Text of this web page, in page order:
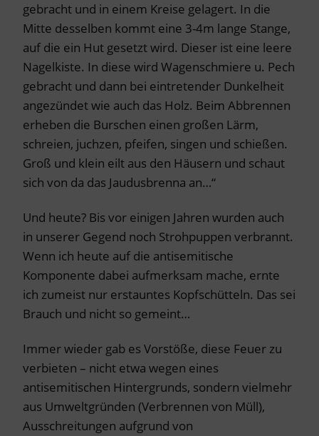
gebracht und in einem Kreise gelagert. In die
Mitte desselben kommt eine 3-4m lange Stange,
auf die ein Hut gesetzt wird. Dieser ist eine leere
Nagelkiste. In diese wird Wagenschmiere u. Pech
gebracht und dann bei eintretender Dunkelheit
angezündet wie auch das Holz. Beim Abbrennen
erheben die Burschen einen großen Lärm,
schreien, juchzen, pfeifen, singen und schießen.
Groß und klein eilt aus den Häusern und schaut
sich von da das Jaudusbrenna an…“
Und heute? Bis vor einigen Jahren wurden auch
in unserer Gegend noch Strohpuppen verbrannt.
Wenn ich heute auf die antisemitische
Komponente dabei aufmerksam mache, ernte
ich zumeist nur erstauntes Kopfschütteln. Das sei
Brauch und nicht so gemeint…
Immer wieder gab es Vorstöße, diese Feuer zu
verbieten – nicht etwa wegen eines
antisemitischen Hintergrunds, sondern vielmehr
aus Umweltgründen (Verbrennen von Müll),
Ausschreitungen aufgrund von